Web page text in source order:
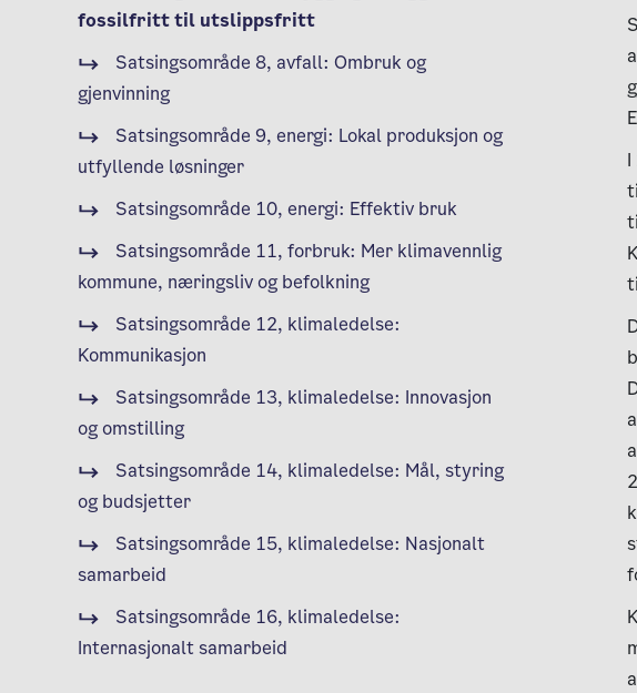
fossilfritt til utslippsfritt
Satsingsområde 8, avfall: Ombruk og
gjenvinning
Satsingsområde 9, energi: Lokal produksjon og
utfyllende løsninger
Satsingsområde 10, energi: Effektiv bruk
Satsingsområde 11, forbruk: Mer klimavennlig
kommune, næringsliv og befolkning
Satsingsområde 12, klimaledelse:
Kommunikasjon
Satsingsområde 13, klimaledelse: Innovasjon
og omstilling
Satsingsområde 14, klimaledelse: Mål, styring
og budsjetter
Satsingsområde 15, klimaledelse: Nasjonalt
samarbeid
Satsingsområde 16, klimaledelse:
Internasjonalt samarbeid